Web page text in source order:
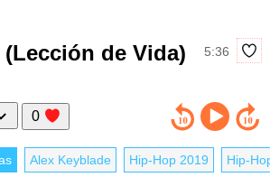
de Vida) 5:36
0
Alex Keyblade Hip-Hop 2019 Hip-